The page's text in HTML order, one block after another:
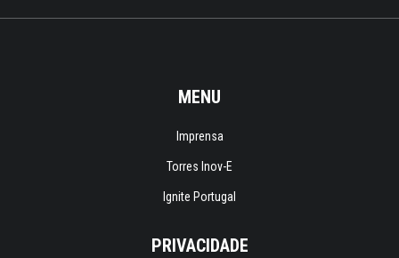
MENU
Imprensa
Torres Inov-E
Ignite Portugal
PRIVACIDADE